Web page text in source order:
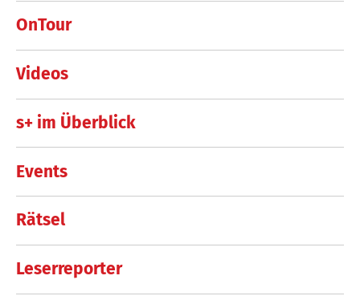
OnTour
Videos
s+ im Überblick
Events
Rätsel
Leserreporter